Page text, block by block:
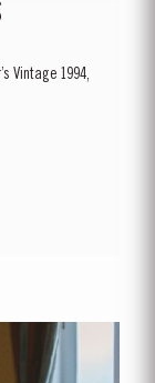
Vintage 1994,